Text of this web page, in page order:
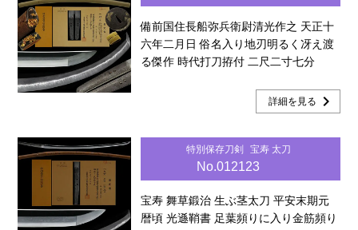
備前国住長船弥兵衛尉清光作之 天正十
六年二月日 俗名入り地刃明るく冴え渡
る傑作 時代打刀拵付 二尺二寸七分
詳細を見る chevron_right
特別保存刀剣 宝寿 太刀
No.012123
宝寿 舞草鍛治 生ぶ茎太刀 平安末期元
暦頃 光遜鞘書 足葉頻りに入り金筋頻り